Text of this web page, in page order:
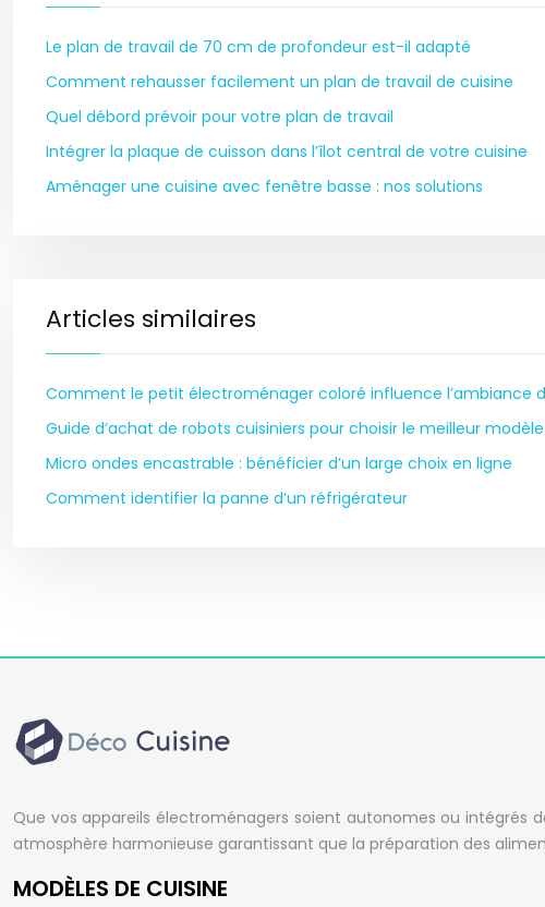
Le plan de travail de 70 cm de profondeur est-il adapté
Comment rehausser facilement un plan de travail de cuisine
Quel débord prévoir pour votre plan de travail
Intégrer la plaque de cuisson dans l’îlot central de votre cuisine
Aménager une cuisine avec fenêtre basse : nos solutions
Articles similaires
Comment le petit électroménager coloré influence l’ambiance
Guide d’achat de robots cuisiniers pour choisir le meilleur modèle
Micro ondes encastrable : bénéficier d’un large choix en ligne
Comment identifier la panne d’un réfrigérateur
Que vos appareils électroménagers soient autonomes ou intégrés
atmosphère harmonieuse garantissant que la préparation des
MODÈLES DE CUISINE